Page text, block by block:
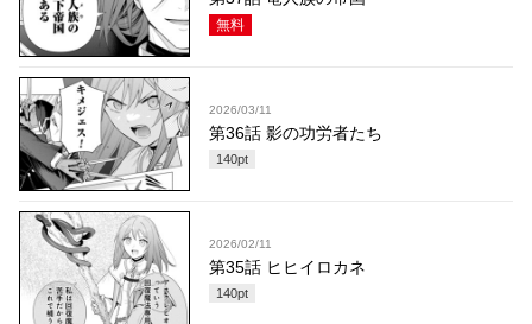
無料
2026/03/11
第36話 影の功労者たち
140pt
2026/02/11
第35話 ヒヒイロカネ
140pt